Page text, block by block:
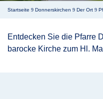
Startseite 9 Donnerskirchen 9 Der Ort 9
Entdecken Sie die Pfarre
barocke Kirche zum Hl.